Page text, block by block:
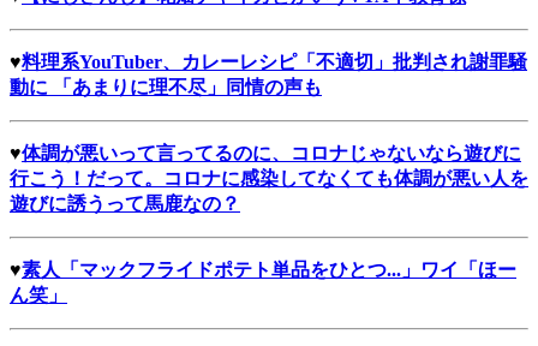
♥料理系YouTuber、カレーレシピ「不適切」批判され謝罪騒
動に 「あまりに理不尽」同情の声も
♥体調が悪いって言ってるのに、コロナじゃないなら遊びに
行こう！だって。コロナに感染してなくても体調が悪い人を
遊びに誘うって馬鹿なの？
♥素人「マックフライドポテト単品をひとつ...」ワイ「ほー
ん笑」